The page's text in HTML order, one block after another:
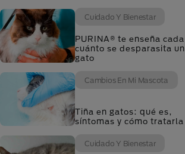
Cuidado Y Bienestar
PURINA® te enseña cada
cuánto se desparasita un
gato
Cambios En Mi Mascota
Tiña en gatos: qué es,
síntomas y cómo tratarla
Cuidado Y Bienestar